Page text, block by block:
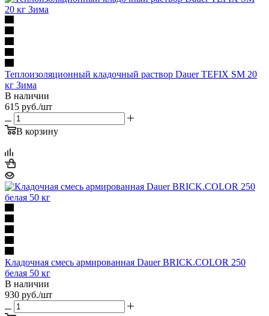
Теплоизоляционный кладочный раствор Dauer TEFIX SM 20
кг Зима
В наличии
615 руб./шт
В корзину
Кладочная смесь армированная Dauer BRICK.COLOR 250
белая 50 кг
В наличии
930 руб./шт